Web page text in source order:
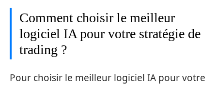
Comment choisir le meilleur
logiciel IA pour votre stratégie de
trading ?
Pour choisir le meilleur logiciel IA pour votre